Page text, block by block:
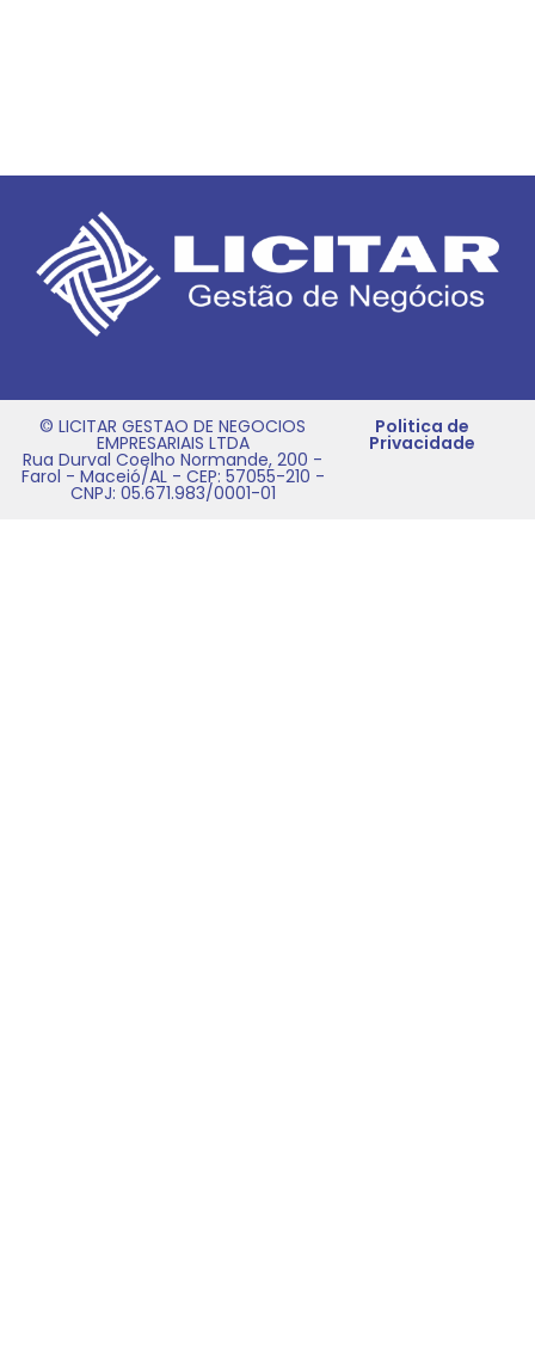
© LICITAR GESTAO DE NEGOCIOS
EMPRESARIAIS LTDA
Rua Durval Coelho Normande, 200 -
Farol - Maceió/AL - CEP: 57055-210 -
CNPJ: 05.671.983/0001-01
Politica de
Privacidade